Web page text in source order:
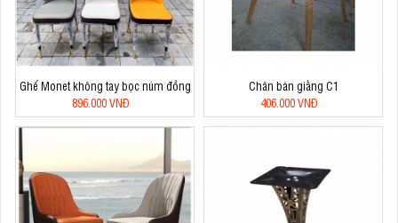
Ghế Monet không tay bọc núm đồng
896.000 VNĐ
Chân bàn giằng C1
406.000 VNĐ